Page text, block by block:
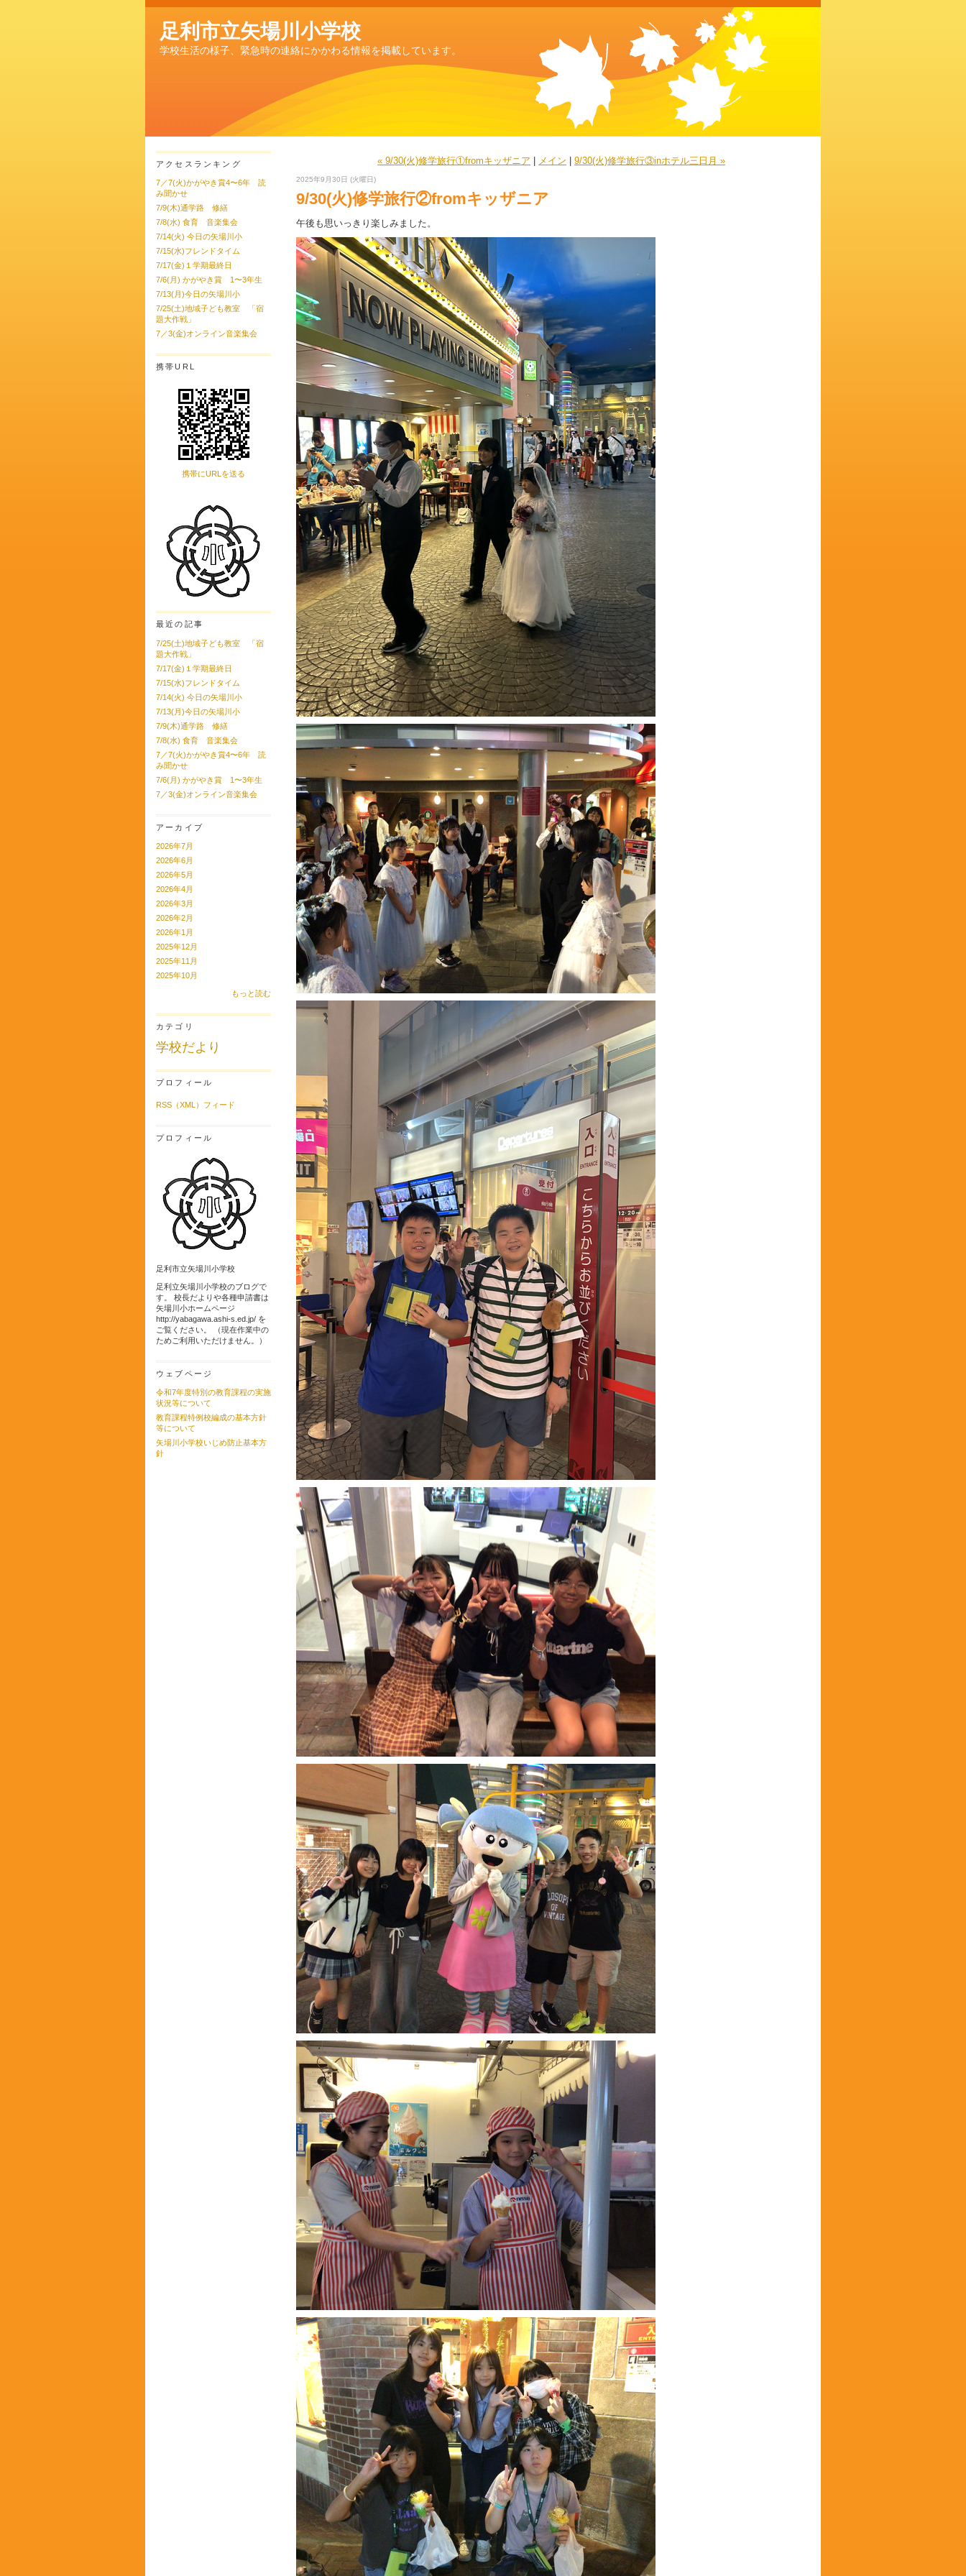
足利市立矢場川小学校
学校生活の様子、緊急時の連絡にかかわる情報を掲載しています。
アクセスランキング
7／7(火)かがやき賞4〜6年 読
み聞かせ
7/9(木)通学路 修繕
7/8(水) 食育 音楽集会
7/14(火) 今日の矢場川小
7/15(水)フレンドタイム
7/17(金)１学期最終日
7/6(月) かがやき賞 1〜3年生
7/13(月)今日の矢場川小
7/25(土)地域子ども教室 「宿
題大作戦」
7／3(金)オンライン音楽集会
携帯URL
携帯にURLを送る
最近の記事
7/25(土)地域子ども教室 「宿
題大作戦」
7/17(金)１学期最終日
7/15(水)フレンドタイム
7/14(火) 今日の矢場川小
7/13(月)今日の矢場川小
7/9(木)通学路 修繕
7/8(水) 食育 音楽集会
7／7(火)かがやき賞4〜6年 読
み聞かせ
7/6(月) かがやき賞 1〜3年生
7／3(金)オンライン音楽集会
アーカイブ
2026年7月
2026年6月
2026年5月
2026年4月
2026年3月
2026年2月
2026年1月
2025年12月
2025年11月
2025年10月
もっと読む
カテゴリ
学校だより
プロフィール
RSS（XML）フィード
プロフィール
足利市立矢場川小学校
足利立矢場川小学校のブログで
す。 校長だよりや各種申請書は
矢場川小ホームページ
http://yabagawa.ashi-s.ed.jp/ を
ご覧ください。 （現在作業中の
ためご利用いただけません。）
ウェブページ
令和7年度特別の教育課程の実施
状況等について
教育課程特例校編成の基本方針
等について
矢場川小学校いじめ防止基本方
針
« 9/30(火)修学旅行①fromキッザニア メイン 9/30(火)修学旅行③inホテル三日月 »
2025年9月30日 (火曜日)
9/30(火)修学旅行②fromキッザニア
午後も思いっきり楽しみました。